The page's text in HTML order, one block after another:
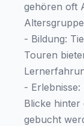
gehören oft
- Bildung:
Touren
-
Blicke hinter
gebucht